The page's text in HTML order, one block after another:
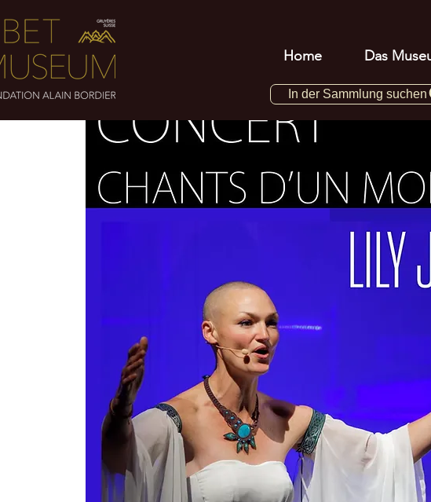
Home Das
In der Sammlung suchen